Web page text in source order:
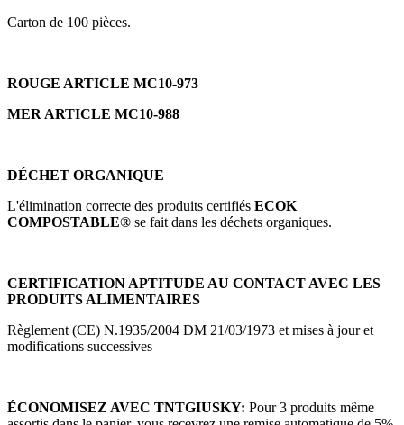
Carton de 100 pièces.
ROUGE ARTICLE MC10-973
MER ARTICLE MC10-988
DÉCHET ORGANIQUE
L'élimination correcte des produits certifiés ECOK
COMPOSTABLE® se fait dans les déchets organiques.
CERTIFICATION APTITUDE AU CONTACT AVEC LES
PRODUITS ALIMENTAIRES
Règlement (CE) N.1935/2004 DM 21/03/1973 et mises à jour et
modifications successives
ÉCONOMISEZ AVEC TNTGIUSKY: Pour 3 produits même